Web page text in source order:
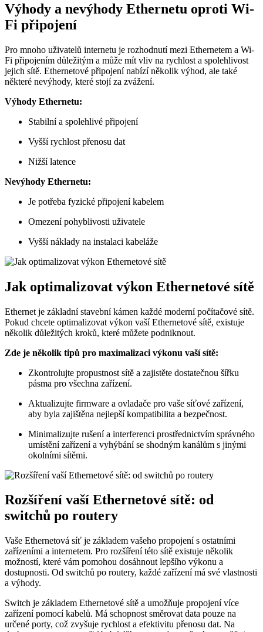
Výhody a nevýhody Ethernetu oproti Wi-
Fi připojení
Pro mnoho uživatelů internetu je rozhodnutí mezi Ethernetem a Wi-
Fi připojením důležitým a může mít vliv na rychlost a spolehlivost
jejich sítě. Ethernetové připojení nabízí několik výhod, ale také
některé nevýhody, které stojí za zvážení.
Výhody Ethernetu:
Stabilní a spolehlivé připojení
Vyšší rychlost přenosu dat
Nižší latence
Nevýhody Ethernetu:
Je potřeba fyzické připojení kabelem
Omezení pohyblivosti uživatele
Vyšší náklady na instalaci kabeláže
Jak optimalizovat výkon Ethernetové sítě
Ethernet je základní stavební kámen každé moderní počítačové sítě.
Pokud chcete optimalizovat výkon vaší Ethernetové sítě, existuje
několik důležitých kroků, které můžete podniknout.
Zde je několik tipů pro maximalizaci výkonu vaší sítě:
Zkontrolujte propustnost sítě a zajistěte dostatečnou šířku
pásma pro všechna zařízení.
Aktualizujte firmware a ovladače pro vaše síťové zařízení,
aby byla zajištěna nejlepší kompatibilita a bezpečnost.
Minimalizujte rušení a interferenci prostřednictvím správného
umístění zařízení a vyhýbání se shodným kanálům s jinými
okolními sítěmi.
Rozšíření vaší Ethernetové sítě: od
switchů po routery
Vaše Ethernetová síť je základem vašeho propojení s ostatními
zařízeními a internetem. Pro rozšíření této sítě existuje několik
možností, které vám pomohou dosáhnout lepšího výkonu a
dostupnosti. Od switchů po routery, každé zařízení má své vlastnosti
a výhody.
Switch je základem Ethernetové sítě a umožňuje propojení více
zařízení pomocí kabelů. Má schopnost směrovat data pouze na
určené porty, což zvyšuje rychlost a efektivitu přenosu dat. Na